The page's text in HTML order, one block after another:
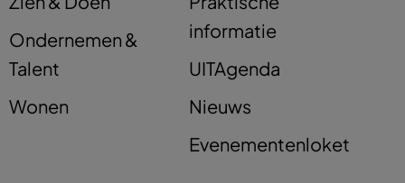
Ondernemen &
Talent
Wonen
informatie
UITAgenda
Nieuws
Evenementenloket